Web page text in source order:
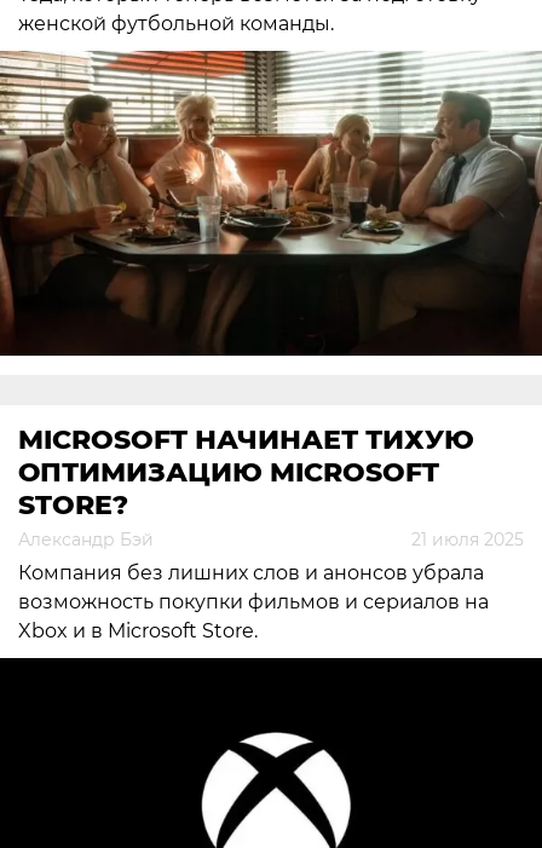
женской футбольной команды.
MICROSOFT НАЧИНАЕТ ТИХУЮ
ОПТИМИЗАЦИЮ MICROSOFT
STORE?
Александр Бэй 21 июля 2025
Компания без лишних слов и анонсов убрала
возможность покупки фильмов и сериалов на
Xbox и в Microsoft Store.